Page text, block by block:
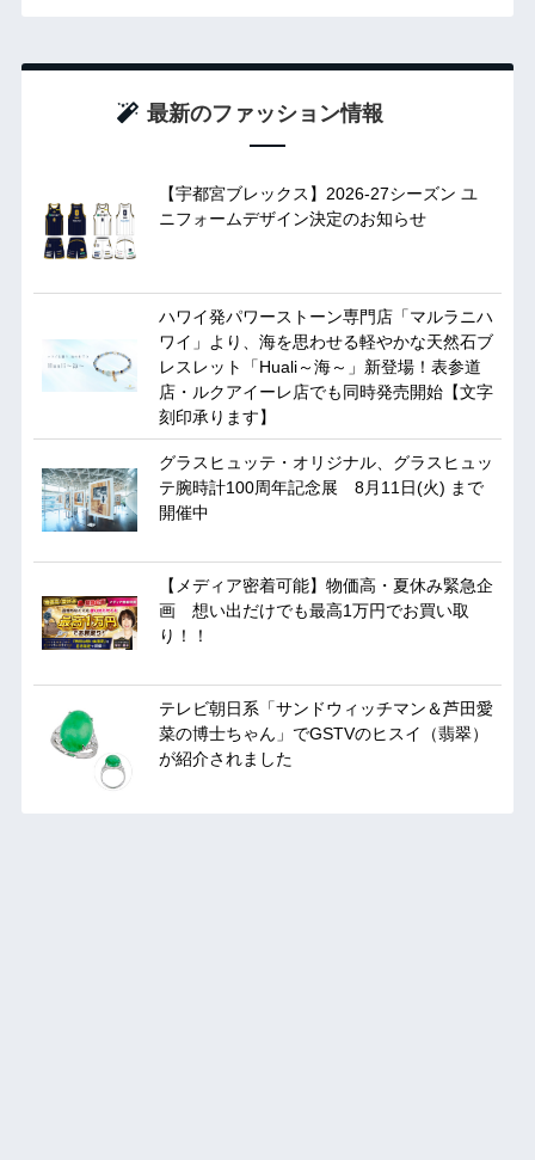
最新のファッション情報
【宇都宮ブレックス】2026-27シーズン ユ
ニフォームデザイン決定のお知らせ
ハワイ発パワーストーン専門店「マルラニハ
ワイ」より、海を思わせる軽やかな天然石ブ
レスレット「Huali～海～」新登場！表参道
店・ルクアイーレ店でも同時発売開始【文字
刻印承ります】
グラスヒュッテ・オリジナル、グラスヒュッ
テ腕時計100周年記念展 8月11日(火) まで
開催中
【メディア密着可能】物価高・夏休み緊急企
画 想い出だけでも最高1万円でお買い取
り！！
テレビ朝日系「サンドウィッチマン＆芦田愛
菜の博士ちゃん」でGSTVのヒスイ（翡翠）
が紹介されました